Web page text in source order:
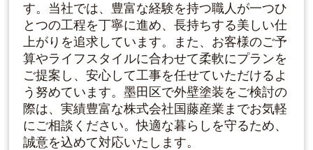
す。当社では、豊富な経験を持つ職人が一つひ
とつの工程を丁寧に進め、長持ちする美しい仕
上がりを追求しています。また、お客様のご予
算やライフスタイルに合わせて柔軟にプランを
ご提案し、安心して工事を任せていただけるよ
う努めています。墨田区で外壁塗装をご検討の
際は、実績豊富な株式会社国藤産業までお気軽
にご相談ください。快適な暮らしを守るため、
誠意を込めて対応いたします。